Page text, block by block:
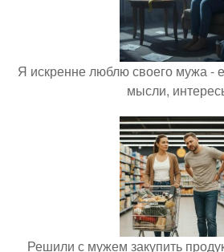
Я искренне люблю своего мужа -
мысли,
Решили с мужем закупить